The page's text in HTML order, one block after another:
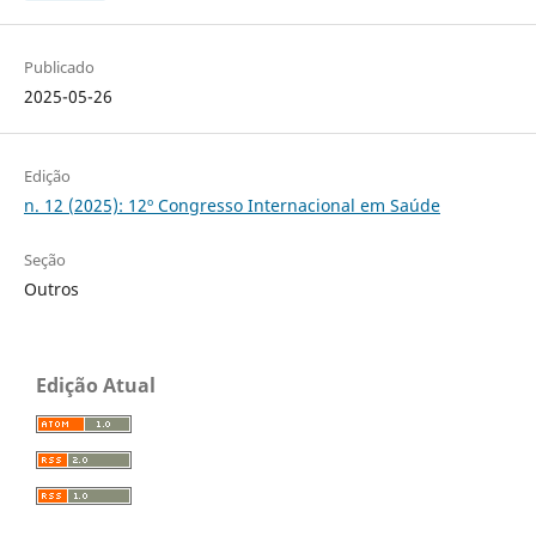
Publicado
2025-05-26
Edição
n. 12 (2025): 12º Congresso Internacional em Saúde
Seção
Outros
Edição Atual